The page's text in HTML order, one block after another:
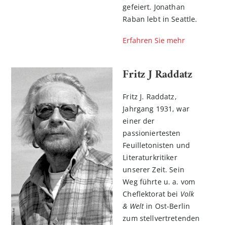
gefeiert. Jonathan
Raban lebt in Seattle.
Erfahren Sie mehr
Fritz J Raddatz
Fritz J. Raddatz,
Jahrgang 1931, war
einer der
passioniertesten
Feuilletonisten und
Literaturkritiker
unserer Zeit. Sein
Weg führte u. a. vom
Cheflektorat bei Volk
& Welt in Ost-Berlin
zum stellvertretenden